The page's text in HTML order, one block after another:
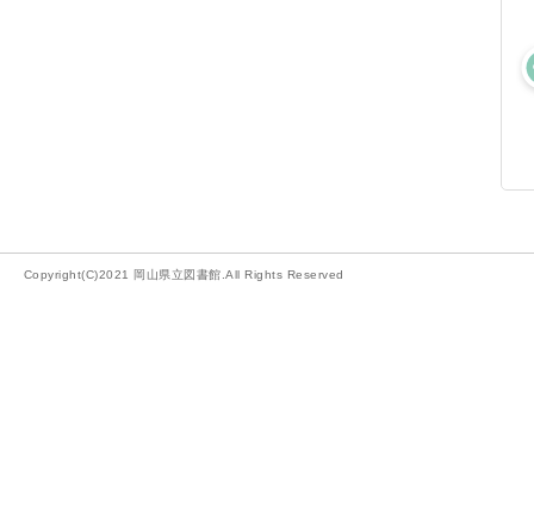
Copyright(C)2021 岡山県立図書館.All Rights Reserved